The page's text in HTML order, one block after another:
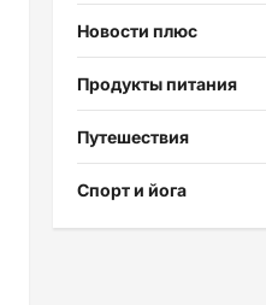
Новости плюс
Продукты питания
Путешествия
Спорт и йога